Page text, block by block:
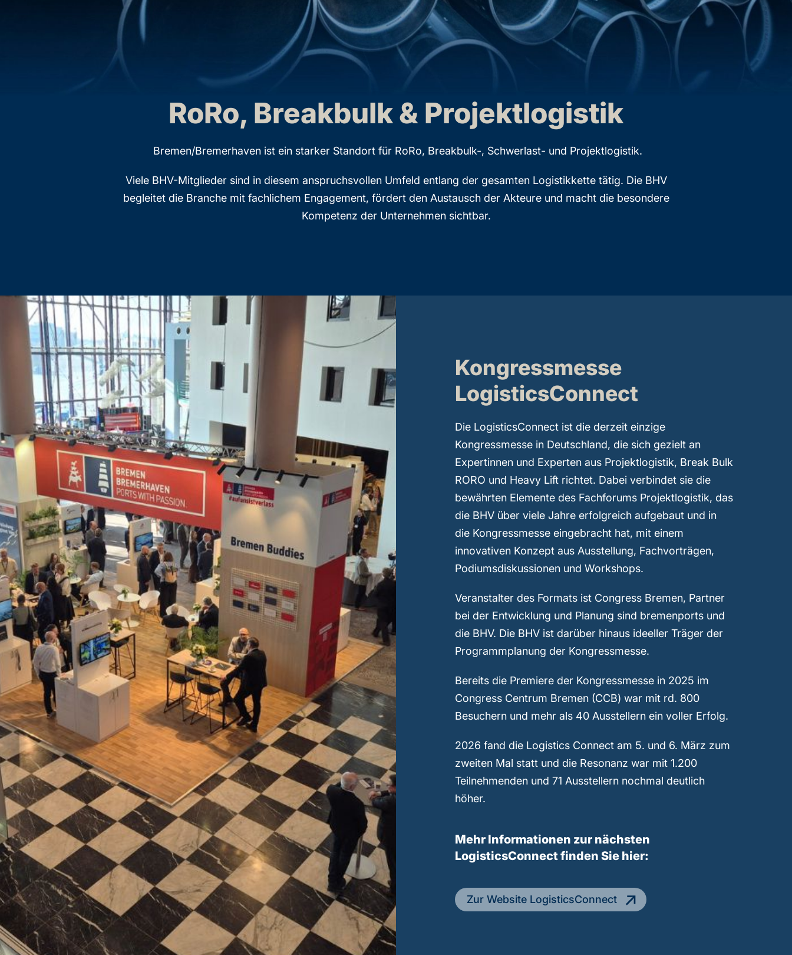
RoRo, Breakbulk & Projektlogistik
Bremen/Bremerhaven ist ein starker Standort für RoRo, Breakbulk-, Schwerlast- und Projektlogistik.
Viele BHV-Mitglieder sind in diesem anspruchsvollen Umfeld entlang der gesamten Logistikkette tätig. Die BHV
begleitet die Branche mit fachlichem Engagement, fördert den Austausch der Akteure und macht die besondere
Kompetenz der Unternehmen sichtbar.
Kongressmesse
LogisticsConnect
Die LogisticsConnect ist die derzeit einzige
Kongressmesse in Deutschland, die sich gezielt an
Expertinnen und Experten aus Projektlogistik, Break Bulk
RORO und Heavy Lift richtet. Dabei verbindet sie die
bewährten Elemente des Fachforums Projektlogistik, das
die BHV über viele Jahre erfolgreich aufgebaut und in
die Kongressmesse eingebracht hat, mit einem
innovativen Konzept aus Ausstellung, Fachvorträgen,
Podiumsdiskussionen und Workshops.
Veranstalter des Formats ist Congress Bremen, Partner
bei der Entwicklung und Planung sind bremenports und
die BHV. Die BHV ist darüber hinaus ideeller Träger der
Programmplanung der Kongressmesse.
Bereits die Premiere der Kongressmesse in 2025 im
Congress Centrum Bremen (CCB) war mit rd. 800
Besuchern und mehr als 40 Ausstellern ein voller Erfolg.
2026 fand die Logistics Connect am 5. und 6. März zum
zweiten Mal statt und die Resonanz war mit 1.200
Teilnehmenden und 71 Ausstellern nochmal deutlich
höher.
Mehr Informationen zur nächsten
LogisticsConnect finden Sie hier:
Zur Website LogisticsConnect